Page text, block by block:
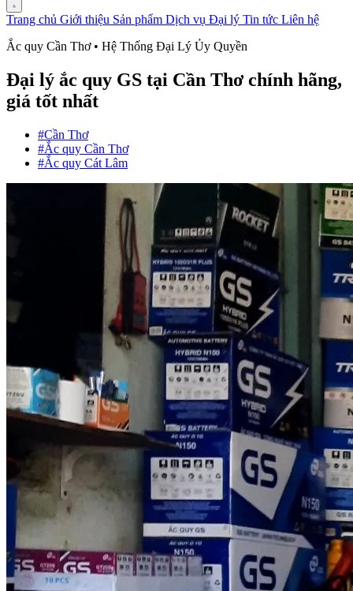
Trang chủ Giới thiệu Sản phẩm Dịch vụ Đại lý Tin tức Liên hệ
Ắc quy Cần Thơ • Hệ Thống Đại Lý Ủy Quyền
Đại lý ắc quy GS tại Cần Thơ chính hãng,
giá tốt nhất
#Cần Thơ
#Ắc quy Cần Thơ
#Ắc quy Cát Lâm